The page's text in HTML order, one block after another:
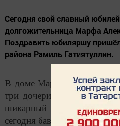
Сегодня свой славный
долгожительница Марфа
Поздравить юбиляршу
района Рамиль Гатиятуллин.
В доме Марфы
три дочери и зять. В
шикарный букет алых
сегодня бавлинке